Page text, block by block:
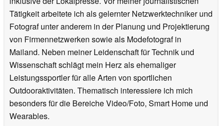
Tätigkeit arbeitete ich als gelernter Netzwerktechniker und
Fotograf unter anderem in der Planung und Projektierung
von Firmennetzwerken sowie als Modefotograf in
Mailand. Neben meiner Leidenschaft für Technik und
Wissenschaft schlägt mein Herz als ehemaliger
Leistungssportler für alle Arten von sportlichen
Outdooraktivitäten. Thematisch interessiere ich mich
besonders für die Bereiche Video/Foto, Smart Home und
Wearables.